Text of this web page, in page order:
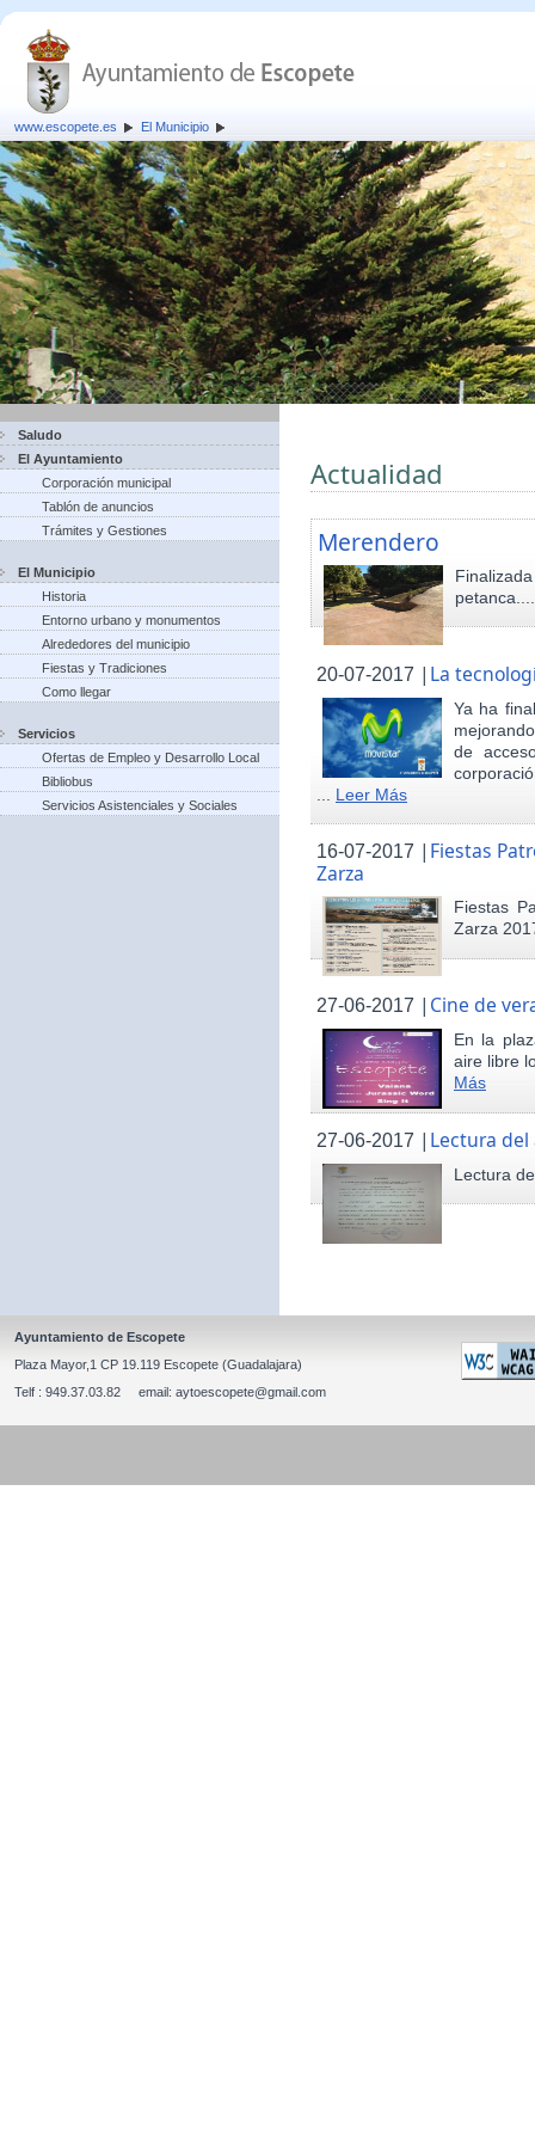
www.escopete.es El Municipio
Saludo
El Ayuntamiento
Corporación municipal
Tablón de anuncios
Trámites y Gestiones
El Municipio
Historia
Entorno urbano y monumentos
Alrededores del municipio
Fiestas y Tradiciones
Como llegar
Servicios
Ofertas de Empleo y Desarrollo Local
Bibliobus
Servicios Asistenciales y Sociales
Actualidad
Merendero
20-07-2017 | La
Ya ha
de
Leer Más
16-07-2017 | Fiestas
Zarza
Fiestas
Zarza
27-06-2017 | Cine de
En la
aire libre
Más
27-06-2017 | Lectura del
Lectura
Ayuntamiento de Escopete
Plaza Mayor,1 CP 19.119 Escopete (Guadalajara)
Telf : 949.37.03.82 email: aytoescopete@gmail.com